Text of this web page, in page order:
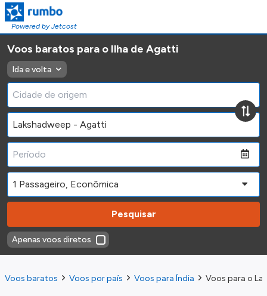
Powered by Jetcost
Voos baratos para o Ilha de Agatti
Ida e volta
Pesquisar
Apenas voos diretos
Voos baratos Voos por país Voos para Índia Voos para o